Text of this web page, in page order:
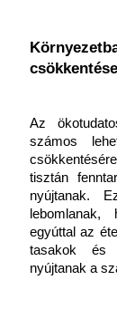
csökkentése
Az
számos
tisztán
nyújtanak.
lebomlanak,
egyúttal az
tasakok és
nyújtanak a